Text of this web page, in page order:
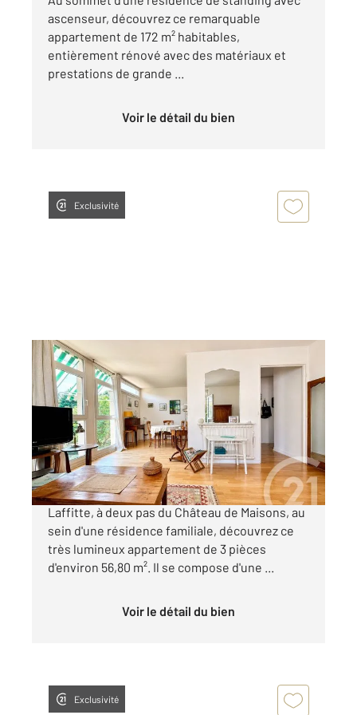
ascenseur, découvrez ce remarquable
appartement de 172 m² habitables,
entièrement rénové avec des matériaux et
prestations de grande ...
Voir le détail du bien
Exclusivité
MAISONS LAFFITTE 78
56,81 m
, 3 pièces
Ref : 18858
Appartement F3 à vendre
255 000 €
Situé dans le quartier du Petit Parc à Maisons-
Laffitte, à deux pas du Château de Maisons, au
sein d'une résidence familiale, découvrez ce
très lumineux appartement de 3 pièces
d'environ 56,80 m². Il se compose d'une ...
Voir le détail du bien
Exclusivité